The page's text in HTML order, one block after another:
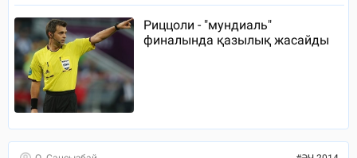
Риццоли - "мундиаль"
финалында қазылық жасайды